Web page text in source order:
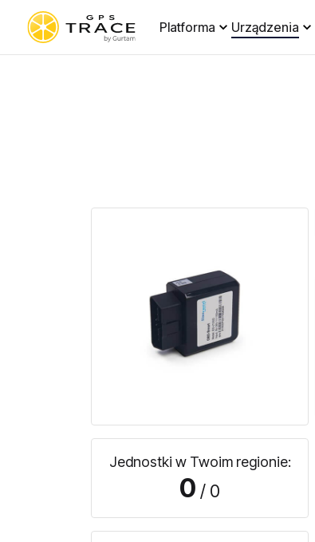
Platforma Urządzenia
Jednostki w Twoim regionie:
0 / 0